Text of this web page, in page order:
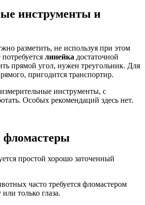
инструменты и
разметить, не используя при этом
линейка достаточной
прямой угол, нужен треугольник. Для
пригодится транспортир.
инструменты, с
Особых рекомендаций здесь нет.
простой хорошо заточенный
часто требуется фломастером
только глаза.